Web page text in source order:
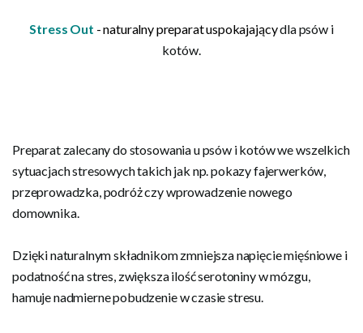
Stress Out - naturalny preparat uspokajającydla psów i
kotów.
Preparat zalecany do stosowania u psów i kotów we wszelkich
sytuacjach stresowych takich jak np. pokazy fajerwerków,
przeprowadzka, podróż czy wprowadzenie nowego
domownika.
Dzięki naturalnym składnikom zmniejsza napięcie mięśniowe i
podatność na stres, zwiększa ilość serotoniny w mózgu,
hamuje nadmierne pobudzenie w czasie stresu.